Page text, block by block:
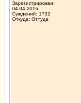
Зарегистрирован:
04.04.2016
Суждений: 1732
Откуда: Oттyдa